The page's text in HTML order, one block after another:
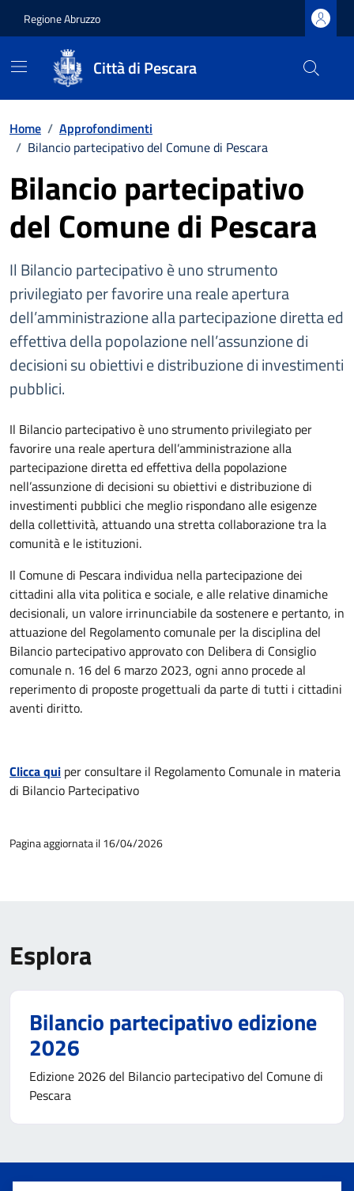
Regione Abruzzo
Città di Pescara
Home / Approfondimenti
/ Bilancio partecipativo del Comune di Pescara
Bilancio partecipativo
del Comune di Pescara
Il Bilancio partecipativo è uno strumento
privilegiato per favorire una reale apertura
dell’amministrazione alla partecipazione diretta ed
effettiva della popolazione nell’assunzione di
decisioni su obiettivi e distribuzione di investimenti
pubblici.
Il Bilancio partecipativo è uno strumento privilegiato per
favorire una reale apertura dell’amministrazione alla
partecipazione diretta ed effettiva della popolazione
nell’assunzione di decisioni su obiettivi e distribuzione di
investimenti pubblici che meglio rispondano alle esigenze
della collettività, attuando una stretta collaborazione tra la
comunità e le istituzioni.
Il Comune di Pescara individua nella partecipazione dei
cittadini alla vita politica e sociale, e alle relative dinamiche
decisionali, un valore irrinunciabile da sostenere e pertanto, in
attuazione del Regolamento comunale per la disciplina del
Bilancio partecipativo approvato con Delibera di Consiglio
comunale n. 16 del 6 marzo 2023, ogni anno procede al
reperimento di proposte progettuali da parte di tutti i cittadini
aventi diritto.
Clicca qui per consultare il Regolamento Comunale in materia
di Bilancio Partecipativo
Pagina aggiornata il 16/04/2026
Esplora
Bilancio partecipativo edizione
2026
Edizione 2026 del Bilancio partecipativo del Comune di
Pescara